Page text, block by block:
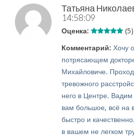
Татьяна
14:58:09
Оценка: (5)
Комментарий: Хочу
потрясающем
Михайловиче.
тревожного
него в Центре.
вам большое, всё на
быстро и
в вашем не легком